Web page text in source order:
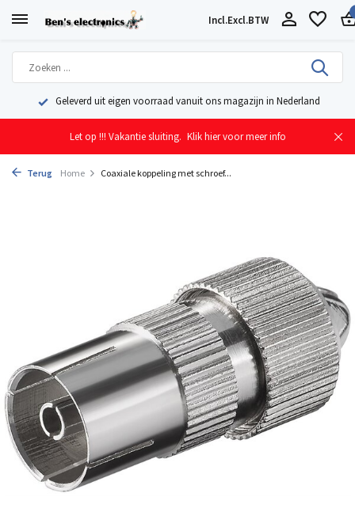
Incl.Excl.BTW
Geleverd uit eigen voorraad vanuit ons magazijn in Nederland
Let op !!! Vakantie sluiting. Klik hier voor meer info
Terug Home Coaxiale koppeling met schroef...